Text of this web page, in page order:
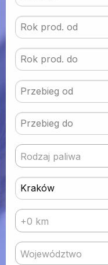
Rodzaj paliwa
+0 km
Województwo